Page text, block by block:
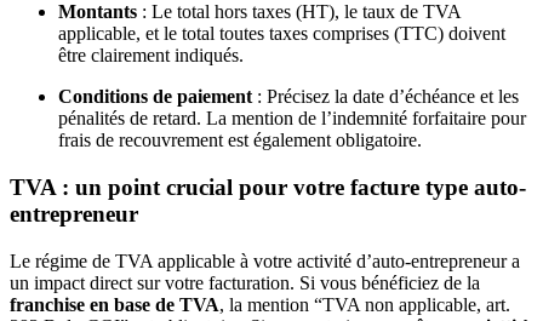
Montants : Le total hors taxes (HT), le taux de TVA
applicable, et le total toutes taxes comprises (TTC) doivent
être clairement indiqués.
Conditions de paiement : Précisez la date d’échéance et les
pénalités de retard. La mention de l’indemnité forfaitaire pour
frais de recouvrement est également obligatoire.
TVA : un point crucial pour votre facture type auto-
entrepreneur
Le régime de TVA applicable à votre activité d’auto-entrepreneur a
un impact direct sur votre facturation. Si vous bénéficiez de la
franchise en base de TVA, la mention “TVA non applicable, art.